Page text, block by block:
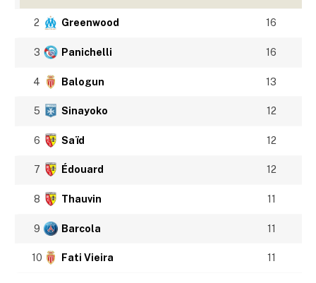
2 Greenwood 16
3 Panichelli 16
4 Balogun 13
5 Sinayoko 12
6 Saïd 12
7 Édouard 12
8 Thauvin 11
9 Barcola 11
10 Fati Vieira 11